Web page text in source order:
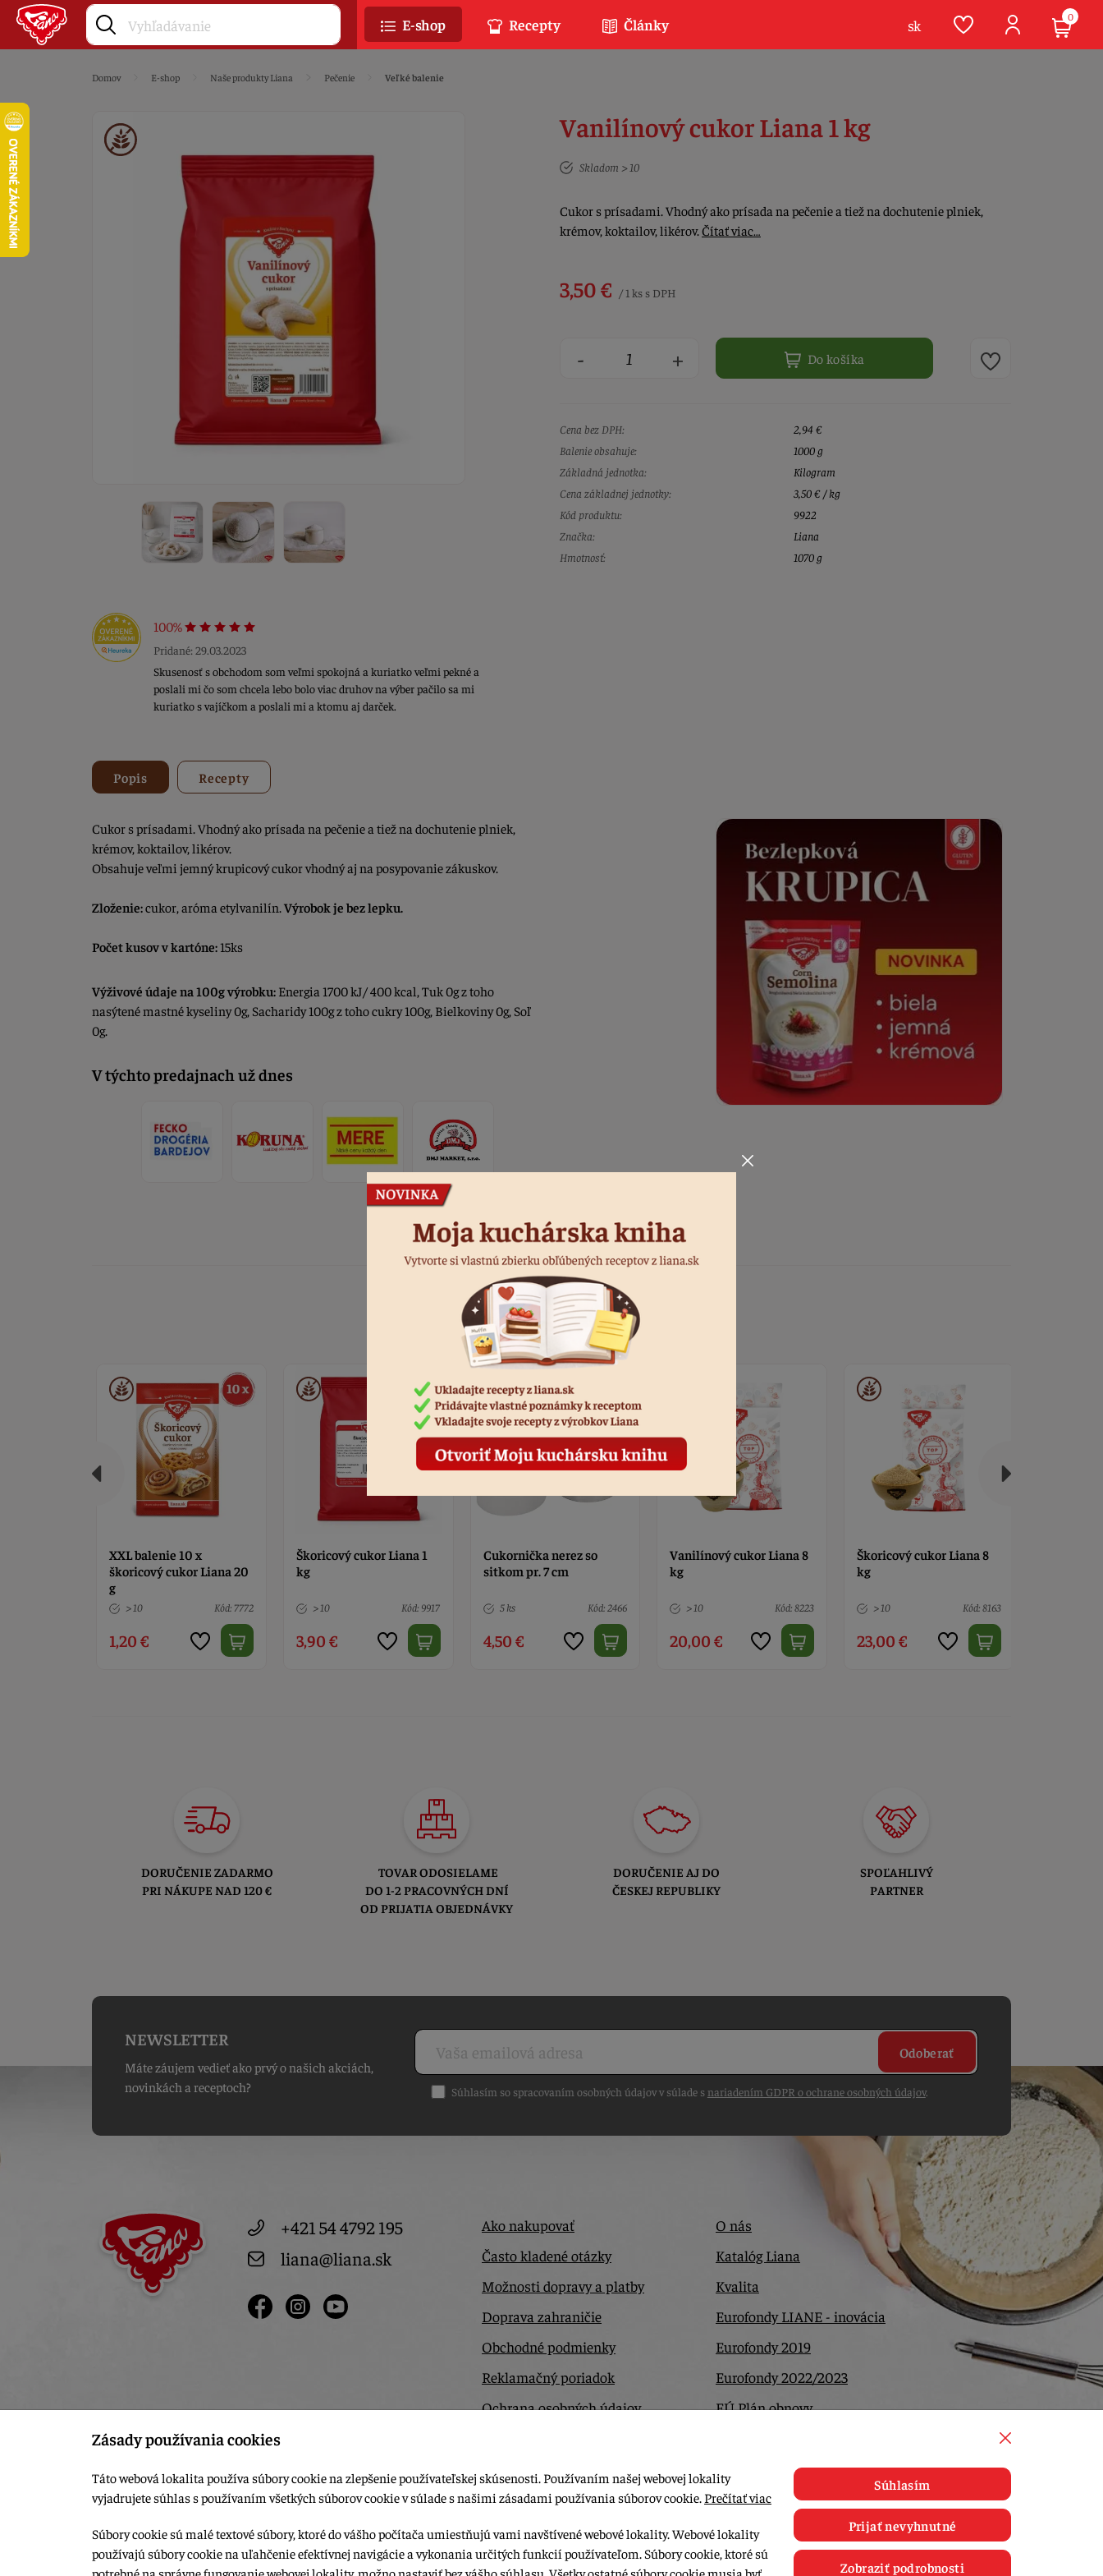
Domov E-shop Naše produkty Liana Pečenie Veľké balenie
100%
Pridané: 29.03.2023
Skusenosť s obchodom som veľmi spokojná a kuriatko veľmi pekné a
poslali mi čo som chcela lebo bolo viac druhov na výber pačilo sa mi
kuriatko s vajíčkom a poslali mi a ktomu aj darček.
Vanilínový cukor Liana 1 kg
Skladom > 10
Cukor s prísadami. Vhodný ako prísada na pečenie a tiež na dochutenie plniek,
krémov, koktailov, likérov.Čítať viac…
3,50 € / 1 ks s DPH
- + Do košíka
Cena bez DPH:
2,94 €
Balenie obsahuje:
1000 g
Základná jednotka:
Kilogram
Cena základnej jednotky:
3,50 € / kg
Kód produktu:
9922
Značka:
Liana
Hmotnosť:
1070 g
Popis Recepty
Cukor s prísadami. Vhodný ako prísada na pečenie a tiež na dochutenie plniek,
krémov, koktailov, likérov.
Obsahuje veľmi jemný krupicový cukor vhodný aj na posypovanie zákuskov.
Zloženie:cukor, aróma etylvanilín.Výrobok je bez lepku.
Počet kusov v kartóne:15ks
Výživové údaje na 100g výrobku: Energia 1700 kJ/ 400 kcal, Tuk 0g z toho
nasýtené mastné kyseliny 0g, Sacharidy 100g z toho cukry 100g, Bielkoviny 0g, Soľ
0g.
V týchto predajnach už dnes
Podobné produkty
XXL balenie 10 x
škoricový cukor Liana 20
g
> 10 Kód: 7772
1,20 €
Škoricový cukor Liana 1
kg
> 10 Kód: 9917
3,90 €
Cukornička nerez so
sitkom pr. 7 cm
5 ks Kód: 2466
4,50 €
Vanilínový cukor Liana 8
kg
> 10 Kód: 8223
20,00 €
Škoricový cukor Liana 8
kg
> 10 Kód: 8163
23,00 €
DORUČENIE ZADARMO
PRI NÁKUPE NAD 120 €
TOVAR ODOSIELAME
DO 1-2 PRACOVNÝCH DNÍ
OD PRIJATIA OBJEDNÁVKY
DORUČENIE AJ DO
ČESKEJ REPUBLIKY
SPOĽAHLIVÝ
PARTNER
NEWSLETTER
Máte záujem vedieť ako prvý o našich akciách,
novinkách a receptoch?
Odoberať
Súhlasím so spracovaním osobných údajov v súlade snariadením GDPR o ochrane osobných údajov.
+421 54 4792 195
liana@liana.sk
Ako nakupovať
Často kladené otázky
Možnosti dopravy a platby
Doprava zahraničie
Obchodné podmienky
Reklamačný poriadok
Ochrana osobných údajov
O nás
Katalóg Liana
Kvalita
Eurofondy LIANE - inovácia
Eurofondy 2019
Eurofondy 2022/2023
EÚ Plán obnovy
© 2015-2026, LIANA GOLIAŠ s.r.o. všetky práva vyhradené.
E-shop Recepty Články sk 0
Zásady používania cookies
Táto webová lokalita používa súbory cookie na zlepšenie používateľskej skúsenosti. Používaním našej webovej lokality
vyjadrujete súhlas s používaním všetkých súborov cookie v súlade s našimi zásadami používania súborov cookie. Prečítať viac
Súbory cookie sú malé textové súbory, ktoré do vášho počítača umiestňujú vami navštívené webové lokality. Webové lokality
používajú súbory cookie na uľahčenie efektívnej navigácie a vykonania určitých funkcií používateľom. Súbory cookie, ktoré sú
potrebné na správne fungovanie webovej lokality, možno nastaviť bez vášho súhlasu. Všetky ostatné súbory cookie musia byť
Súhlasím
Prijať nevyhnutné
Zobraziť podrobnosti